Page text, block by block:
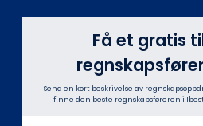
Få et gratis
Send en kort beskrivelse av
finne den beste regnskapsføreren i